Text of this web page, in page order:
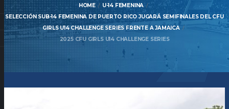
HOME
U-14 FEMENINA
SELECCIÓN SUB-14 FEMENINA DE PUERTO RICO JUGARÁ SEMIFINALES DEL CFU
GIRLS U14 CHALLENGE SERIES FRENTE A JAMAICA
2025 CFU GIRLS U14 CHALLENGE SERIES